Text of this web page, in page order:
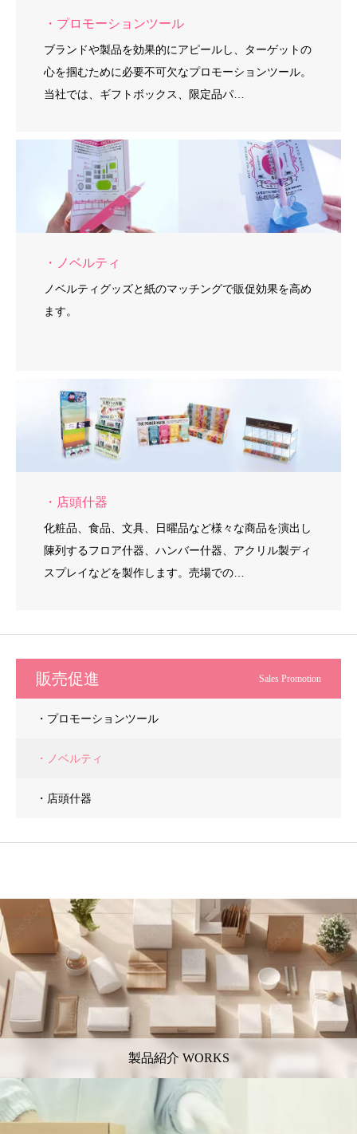
・プロモーションツール
ブランドや製品を効果的にアピールし、ターゲットの
心を掴むために必要不可欠なプロモーションツール。
当社では、ギフトボックス、限定品パ…
・ノベルティ
ノベルティグッズと紙のマッチングで販促効果を高め
ます。
・店頭什器
化粧品、食品、文具、日曜品など様々な商品を演出し
陳列するフロア什器、ハンバー什器、アクリル製ディ
スプレイなどを製作します。売場での…
販売促進 Sales Promotion
・プロモーションツール
・ノベルティ
・店頭什器
製品紹介 WORKS